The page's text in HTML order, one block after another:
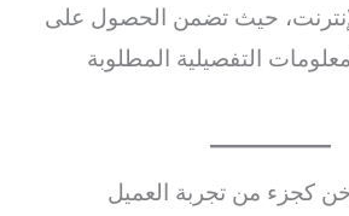
حيث تضمن الحصول على
التفصيلية المطلوبة
كجزء من تجربة العميل